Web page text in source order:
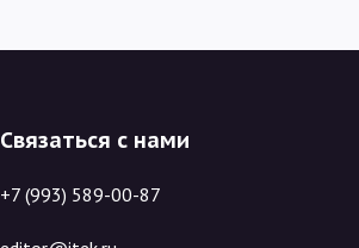
Связаться с нами
+7 (993) 589-00-87